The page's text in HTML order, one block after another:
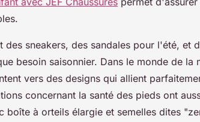
des sneakers, des sandales pour l'été, et
besoin saisonnier. Dans le monde de la
vers des designs qui allient
concernant la santé des pieds ont
boîte à orteils élargie et semelles dites